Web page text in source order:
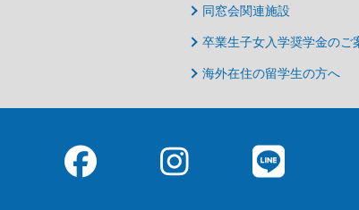
同窓会関連施設
卒業生子女入学奨学金のご
海外在住の留学生の方へ